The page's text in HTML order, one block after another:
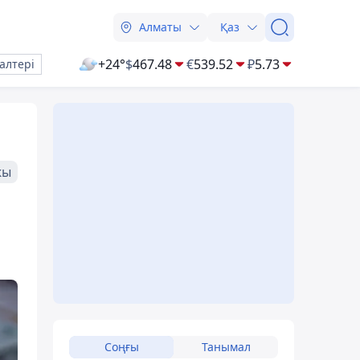
Алматы Қаз
+24°$467.48 €539.52 ₽5.73
Соңғы Танымал